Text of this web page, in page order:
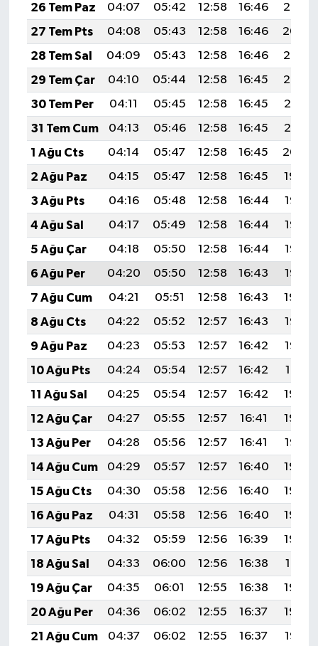
26 Tem Paz
04:07 05:42 12:58 16:46
20:05
27 Tem Pts
04:08 05:43 12:58 16:46
20:04
28 Tem Sal
04:09 05:43 12:58 16:46
20:03
29 Tem Çar
04:10 05:44 12:58 16:45
20:02
30 Tem Per
04:11 05:45 12:58 16:45
20:01
31 Tem Cum
04:13 05:46 12:58 16:45
20:01
1 Ağu Cts
04:14 05:47 12:58 16:45
20:00
2 Ağu Paz
04:15 05:47 12:58 16:45
19:59
3 Ağu Pts
04:16 05:48 12:58 16:44
19:58
4 Ağu Sal
04:17 05:49 12:58 16:44
19:57
5 Ağu Çar
04:18 05:50 12:58 16:44
19:56
6 Ağu Per
04:20 05:50 12:58 16:43
19:55
7 Ağu Cum
04:21 05:51 12:58 16:43
19:54
8 Ağu Cts
04:22 05:52 12:57 16:43
19:53
9 Ağu Paz
04:23 05:53 12:57 16:42
19:52
10 Ağu Pts
04:24 05:54 12:57 16:42
19:51
11 Ağu Sal
04:25 05:54 12:57 16:42
19:50
12 Ağu Çar
04:27 05:55 12:57 16:41
19:48
13 Ağu Per
04:28 05:56 12:57 16:41
19:47
14 Ağu Cum
04:29 05:57 12:57 16:40
19:46
15 Ağu Cts
04:30 05:58 12:56 16:40
19:45
16 Ağu Paz
04:31 05:58 12:56 16:40
19:44
17 Ağu Pts
04:32 05:59 12:56 16:39
19:43
18 Ağu Sal
04:33 06:00 12:56 16:38
19:41
19 Ağu Çar
04:35 06:01 12:55 16:38
19:40
20 Ağu Per
04:36 06:02 12:55 16:37
19:39
21 Ağu Cum
04:37 06:02 12:55 16:37
19:38